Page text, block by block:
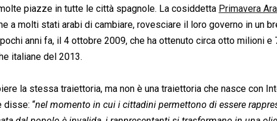
piazze in tutte le città spagnole. La cosiddetta Primavera
a molti stati arabi di cambiare, rovesciare il loro governo in un
anni fa, il 4 ottobre 2009, che ha ottenuto circa otto milioni e
italiane del 2013.
la stessa traiettoria, ma non è una traiettoria che nasce con
disse: “nel momento in cui i cittadini permettono di essere